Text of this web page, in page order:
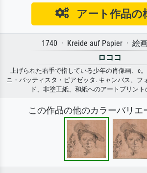
アート作品の
1740 · Kreide auf Papier · 絵
ロココ
上げられた右手で指している少年の肖像画、c。
ニ・バッティスタ・ピアゼッタ. キャンバス、フ
ド、非塗工紙、和紙へのアートプリント
この作品の他のカラーバリエ